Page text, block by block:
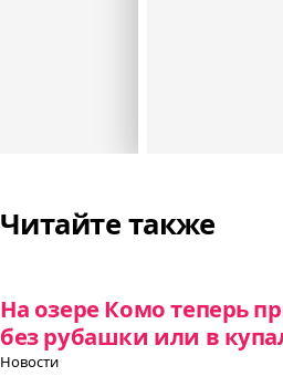
Читайте также
На озере Комо теперь
без рубашки или в
Новости